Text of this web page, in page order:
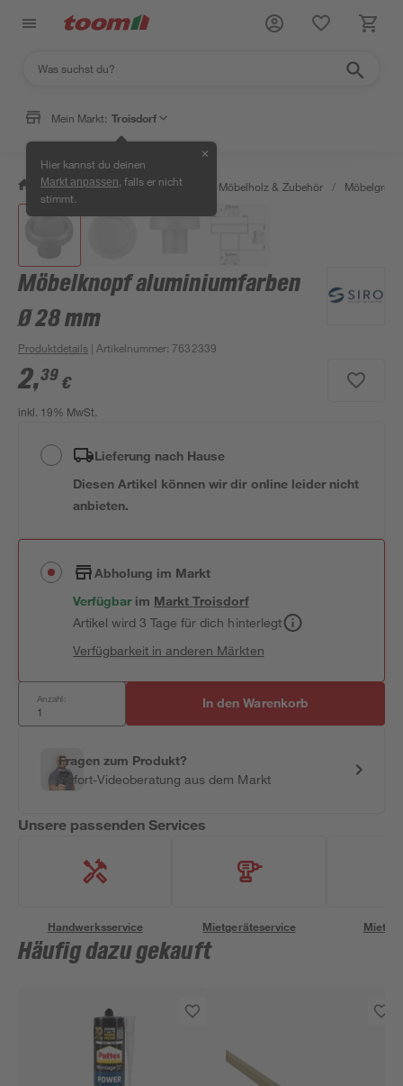
Mein Markt: Troisdorf
Hier kannst du deinen
Markt anpassen , falls er nicht
stimmt.
✕
/ Bauen & Renovieren / Holz Möbelholz & Zubehör / Möbelgriffe
Möbelknopf aluminiumfarben
Ø 28 mm
Produktdetails | Artikelnummer: 7632339
2,39 €
inkl. 19% MwSt.
Lieferung nach Hause
Diesen Artikel können wir dir online leider nicht
anbieten.
Abholung im Markt
Verfügbar im MarktTroisdorf
Artikel wird 3 Tage für dich hinterlegt
Verfügbarkeit in anderen Märkten
Anzahl: In den Warenkorb
Fragen zum Produkt?
Sofort-Videoberatung aus dem Markt
Unsere passenden Services
Handwerksservice Mietgeräteservice
Häufig dazu gekauft